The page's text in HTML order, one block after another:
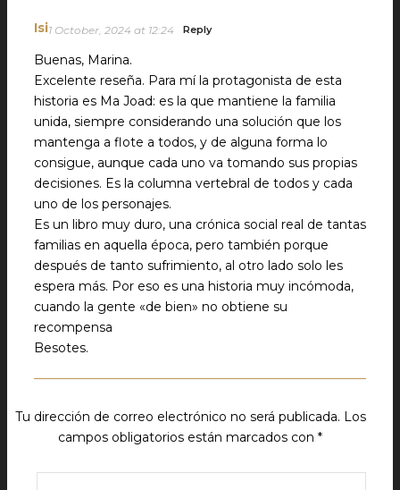
Isi1 October, 2024 at 12:24 Reply
Buenas, Marina.
Excelente reseña. Para mí la protagonista de esta
historia es Ma Joad: es la que mantiene la familia
unida, siempre considerando una solución que los
mantenga a flote a todos, y de alguna forma lo
consigue, aunque cada uno va tomando sus propias
decisiones. Es la columna vertebral de todos y cada
uno de los personajes.
Es un libro muy duro, una crónica social real de tantas
familias en aquella época, pero también porque
después de tanto sufrimiento, al otro lado solo les
espera más. Por eso es una historia muy incómoda,
cuando la gente «de bien» no obtiene su
recompensa
Besotes.
Tu dirección de correo electrónico no será publicada. Los
campos obligatorios están marcados con*